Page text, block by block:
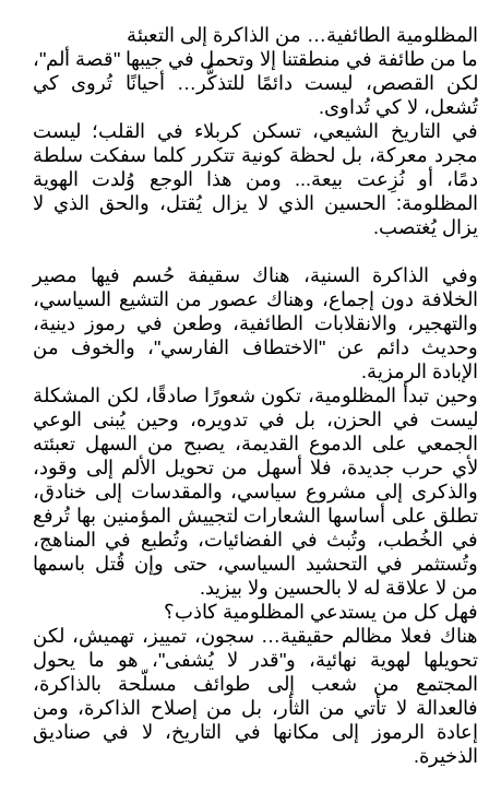
المظلومية الطائفية… من الذاكرة إلى التعبئة
ما من طائفة في منطقتنا إلا وتحمل في جيبها "قصة ألم"،
لكن القصص، ليست دائمًا للتذكُّر… أحيانًا تُروى كي
تُشعل، لا كي تُداوى.
في التاريخ الشيعي، تسكن كربلاء في القلب؛ ليست
مجرد معركة، بل لحظة كونية تتكرر كلما سفكت سلطة
دمًا، أو نُزِعت بيعة... ومن هذا الوجع وُلدت الهوية
المظلومة: الحسين الذي لا يزال يُقتل، والحق الذي لا
يزال يُغتصب.
وفي الذاكرة السنية، هناك سقيفة حُسم فيها مصير
الخلافة دون إجماع، وهناك عصور من التشيع السياسي،
والتهجير، والانقلابات الطائفية، وطعن في رموز دينية،
وحديث دائم عن "الاختطاف الفارسي"، والخوف من
الإبادة الرمزية.
وحين تبدأ المظلومية، تكون شعورًا صادقًا، لكن المشكلة
ليست في الحزن، بل في تدويره، وحين يُبنى الوعي
الجمعي على الدموع القديمة، يصبح من السهل تعبئته
لأي حرب جديدة، فلا أسهل من تحويل الألم إلى وقود،
والذكرى إلى مشروع سياسي، والمقدسات إلى خنادق،
تطلق على أساسها الشعارات لتجييش المؤمنين بها تُرفع
في الخُطب، وتُبث في الفضائيات، وتُطبع في المناهج،
وتُستثمر في التحشيد السياسي، حتى وإن قُتل باسمها
من لا علاقة له لا بالحسين ولا بيزيد.
فهل كل من يستدعي المظلومية كاذب؟
هناك فعلا مظالم حقيقية… سجون، تمييز، تهميش، لكن
تحويلها لهوية نهائية، و"قدر لا يُشفى"، هو ما يحول
المجتمع من شعب إلى طوائف مسلّحة بالذاكرة،
فالعدالة لا تأتي من الثأر، بل من إصلاح الذاكرة، ومن
إعادة الرموز إلى مكانها في التاريخ، لا في صناديق
الذخيرة.